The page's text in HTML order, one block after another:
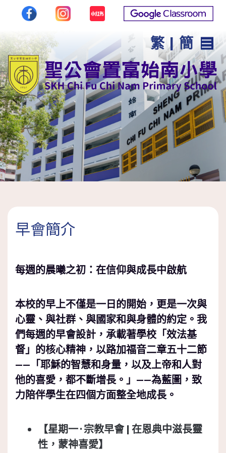
繁 |簡
早會簡介
每週的晨曦之初：在信仰與成長中啟航
本校的早上不僅是一日的開始，更是一次與
心靈、與社群、與國家和與身體的約定。我
們每週的早會設計，承載著學校「效法基
督」的核心精神，以路加福音二章五十二節
—— 「耶穌的智慧和身量，以及上帝和人對
他的喜愛，都不斷增長。」 ——為藍圖，致
力陪伴學生在四個方面整全地成長。
【星期一 ·宗教早會 | 在恩典中滋長靈
性，蒙神喜愛】